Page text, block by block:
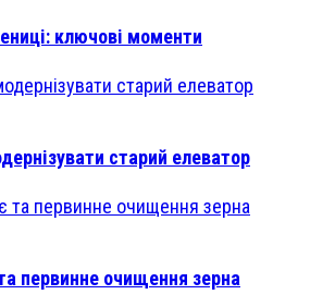
ключові моменти
старий елеватор
первинне очищення зерна